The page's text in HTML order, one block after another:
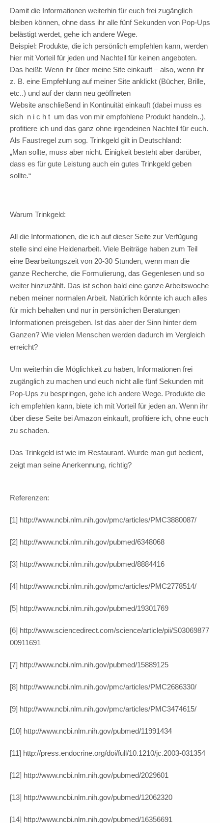
Damit die Informationen weiterhin für euch frei zugänglich
bleiben können, ohne dass ihr alle fünf Sekunden von Pop-Ups
belästigt werdet, gehe ich andere Wege.
Beispiel: Produkte, die ich persönlich empfehlen kann, werden
hier mit Vorteil für jeden und Nachteil für keinen angeboten.
Das heißt: Wenn ihr über meine Site einkauft – also, wenn ihr
z. B. eine Empfehlung auf meiner Site anklickt (Bücher, Brille,
etc..) und auf der dann neu geöffneten
Website anschließend in Kontinuität einkauft (dabei muss es
sich n i c h t um das von mir empfohlene Produkt handeln..),
profitiere ich und das ganz ohne irgendeinen Nachteil für euch.
Als Faustregel zum sog. Trinkgeld gilt in Deutschland:
„Man sollte, muss aber nicht. Einigkeit besteht aber darüber,
dass es für gute Leistung auch ein gutes Trinkgeld geben
sollte.“
Warum Trinkgeld:
All die Informationen, die ich auf dieser Seite zur Verfügung
stelle sind eine Heidenarbeit. Viele Beiträge haben zum Teil
eine Bearbeitungszeit von 20-30 Stunden, wenn man die
ganze Recherche, die Formulierung, das Gegenlesen und so
weiter hinzuzählt. Das ist schon bald eine ganze Arbeitswoche
neben meiner normalen Arbeit. Natürlich könnte ich auch alles
für mich behalten und nur in persönlichen Beratungen
Informationen preisgeben. Ist das aber der Sinn hinter dem
Ganzen? Wie vielen Menschen werden dadurch im Vergleich
erreicht?
Um weiterhin die Möglichkeit zu haben, Informationen frei
zugänglich zu machen und euch nicht alle fünf Sekunden mit
Pop-Ups zu bespringen, gehe ich andere Wege. Produkte die
ich empfehlen kann, biete ich mit Vorteil für jeden an. Wenn ihr
über diese Seite bei Amazon einkauft, profitiere ich, ohne euch
zu schaden.
Das Trinkgeld ist wie im Restaurant. Wurde man gut bedient,
zeigt man seine Anerkennung, richtig?
Referenzen:
[1] http://www.ncbi.nlm.nih.gov/pmc/articles/PMC3880087/
[2] http://www.ncbi.nlm.nih.gov/pubmed/6348068
[3] http://www.ncbi.nlm.nih.gov/pubmed/8884416
[4] http://www.ncbi.nlm.nih.gov/pmc/articles/PMC2778514/
[5] http://www.ncbi.nlm.nih.gov/pubmed/19301769
[6] http://www.sciencedirect.com/science/article/pii/S03069877
00911691
[7] http://www.ncbi.nlm.nih.gov/pubmed/15889125
[8] http://www.ncbi.nlm.nih.gov/pmc/articles/PMC2686330/
[9] http://www.ncbi.nlm.nih.gov/pmc/articles/PMC3474615/
[10] http://www.ncbi.nlm.nih.gov/pubmed/11991434
[11] http://press.endocrine.org/doi/full/10.1210/jc.2003-031354
[12] http://www.ncbi.nlm.nih.gov/pubmed/2029601
[13] http://www.ncbi.nlm.nih.gov/pubmed/12062320
[14] http://www.ncbi.nlm.nih.gov/pubmed/16356691